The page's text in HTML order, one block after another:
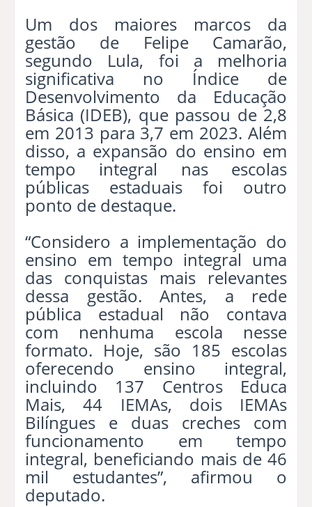
Um dos maiores marcos da
gestão de Felipe Camarão,
segundo Lula, foi a melhoria
significativa no Índice de
Desenvolvimento da Educação
Básica (IDEB), que passou de 2,8
em 2013 para 3,7 em 2023. Além
disso, a expansão do ensino em
tempo integral nas escolas
públicas estaduais foi outro
ponto de destaque.
“Considero a implementação do
ensino em tempo integral uma
das conquistas mais relevantes
dessa gestão. Antes, a rede
pública estadual não contava
com nenhuma escola nesse
formato. Hoje, são 185 escolas
oferecendo ensino integral,
incluindo 137 Centros Educa
Mais, 44 IEMAs, dois IEMAs
Bilíngues e duas creches com
funcionamento em tempo
integral, beneficiando mais de 46
mil estudantes”, afirmou o
deputado.